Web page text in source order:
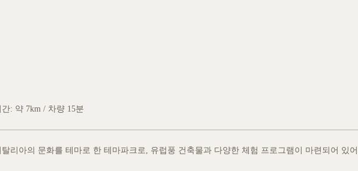
: 약 7km / 차량 15분
탈리아의 문화를 테마로 한 테마파크로, 유럽풍 건축물과 다양한 체험 프로그램이 마련되어 있